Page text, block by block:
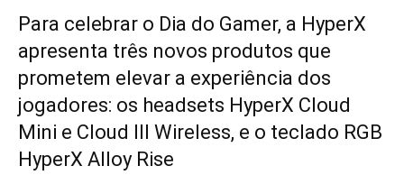
Para celebrar o Dia do Gamer, a HyperX
apresenta três novos produtos que
prometem elevar a experiência dos
jogadores: os headsets HyperX Cloud
Mini e Cloud III Wireless, e o teclado RGB
HyperX Alloy Rise